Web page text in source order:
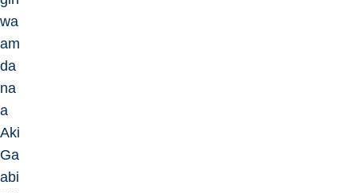
wa
am
da
na
a
Aki
Ga
abi